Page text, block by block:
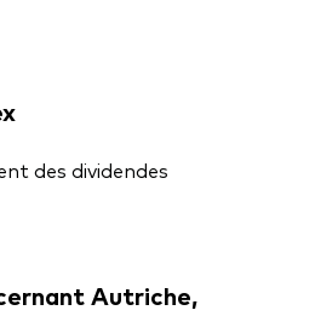
des dividendes
Autriche,